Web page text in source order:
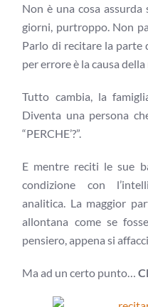
Non è una cosa
giorni, purtroppo. Non
Parlo di recitare la parte
per errore è la causa
Tutto cambia, la
Diventa una persona
“PERCHE’?”.
E mentre reciti le sue
condizione con
analitica. La maggior
allontana come se
pensiero, appena si
Ma ad un certo punto…